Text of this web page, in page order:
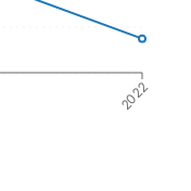
2022